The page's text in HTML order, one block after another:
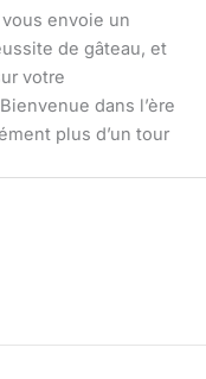
envoie un
de gâteau, et
votre
dans l’ère
plus d’un tour